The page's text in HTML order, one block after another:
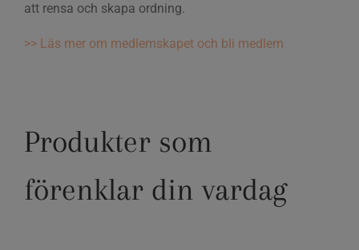
att rensa och skapa ordning.
>> Läs mer om medlemskapet och bli medlem
Produkter som
förenklar din vardag